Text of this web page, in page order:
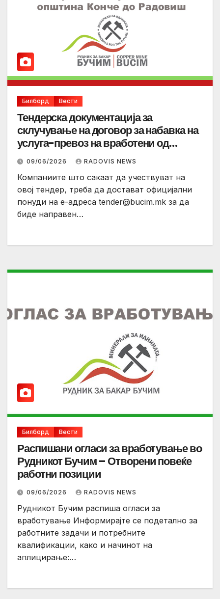
Билборд Вести
Тендерска документација за
склучување на договор за набавка на
услуга-превоз на вработени од
Општина Конче до Радовиш
09/06/2026 RADOVIS NEWS
Компаниите што сакаат да учествуват на
овој тендер, треба да достават официјални
понуди на е-адреса tender@bucim.mk за да
биде направен…
Билборд Вести
Распишани огласи за вработување во
Рудникот Бучим – Отворени повеќе
работни позиции
09/06/2026 RADOVIS NEWS
Рудникот Бучим распиша огласи за
вработување Информирајте се подетално за
работните задачи и потребните
квалификации, како и начинот на
аплицирање:…